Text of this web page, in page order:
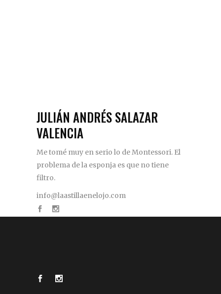
JULIÁN ANDRÉS SALAZAR
VALENCIA
Me tomé muy en serio lo de Montessori. El
problema de la esponja es que no tiene
filtro.
info@laastillaenelojo.com